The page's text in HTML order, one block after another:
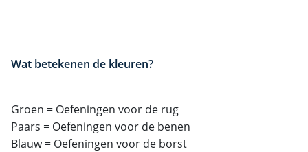
Wat betekenen de kleuren?
Groen = Oefeningen voor de rug
Paars = Oefeningen voor de benen
Blauw = Oefeningen voor de borst